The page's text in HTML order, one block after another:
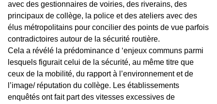
avec des gestionnaires de voiries, des riverains, des
principaux de collège, la police et des ateliers avec des
élus métropolitains pour concilier des points de vue parfois
contradictoires autour de la sécurité routière.
Cela a révélé la prédominance d ‘enjeux communs parmi
lesquels figurait celui de la sécurité, au même titre que
ceux de la mobilité, du rapport à l’environnement et de
l’image/ réputation du collège. Les établissements
enquêtés ont fait part des vitesses excessives de